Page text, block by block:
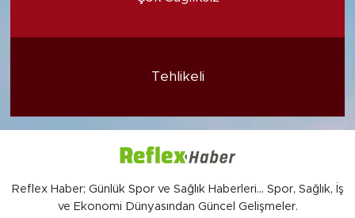
Tehlikeli
Reflex Haber; Günlük Spor ve Sağlık Haberleri... Spor, Sağlık, İş
ve Ekonomi Dünyasından Güncel Gelişmeler.